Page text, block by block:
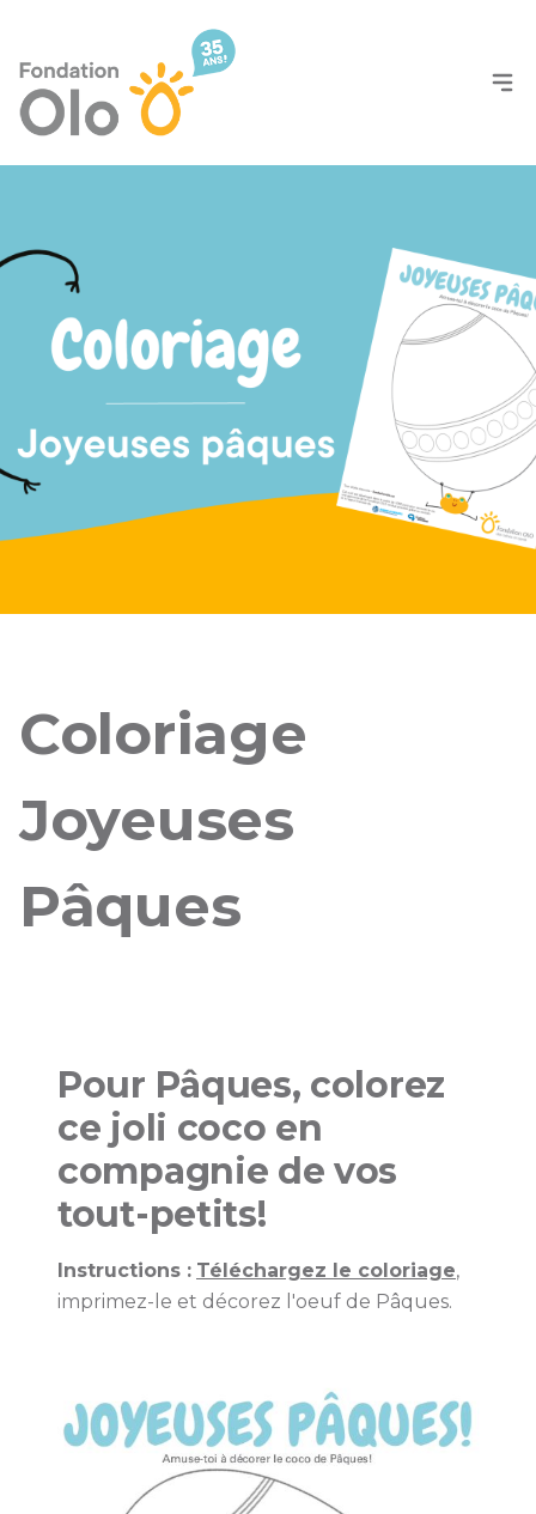
Coloriage
Joyeuses
Pâques
Pour Pâques, colorez
ce joli coco en
compagnie de vos
tout-petits!
Instructions : Téléchargez le coloriage,
imprimez-le et décorez l'oeuf de Pâques.